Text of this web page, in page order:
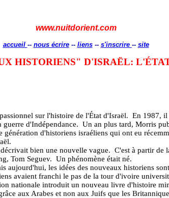
www.nuitdorient.com
accueil -- nous écrire-- liens-- s'inscrire -- site
HISTORIENS" D'ISRAËL:
sur l'histoire de l'État d'Israël. En 1987, il
guerre d'Indépendance. Un an plus tard, Morris
d'historiens israéliens qui ont eu
bien une nouvelle vague. C'est à partir de
Tom Seguev. Un phénomène était né.
aujourd'hui, les idées des nouveaux historiens
avaient franchi le pas de la tour d'ivoire
nationale introduit un nouveau livre d'histoire
aux Arabes et non aux Juifs que les